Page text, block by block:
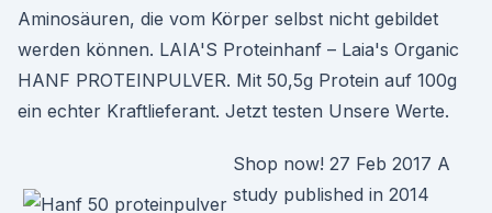
Aminosäuren, die vom Körper selbst nicht gebildet
werden können. LAIA'S Proteinhanf – Laia's Organic
HANF PROTEINPULVER. Mit 50,5g Protein auf 100g
ein echter Kraftlieferant. Jetzt testen Unsere Werte.
Shop now! 27 Feb 2017 A
study published in 2014